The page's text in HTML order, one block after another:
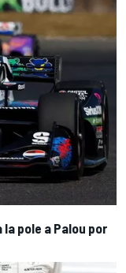
pole a Palou por